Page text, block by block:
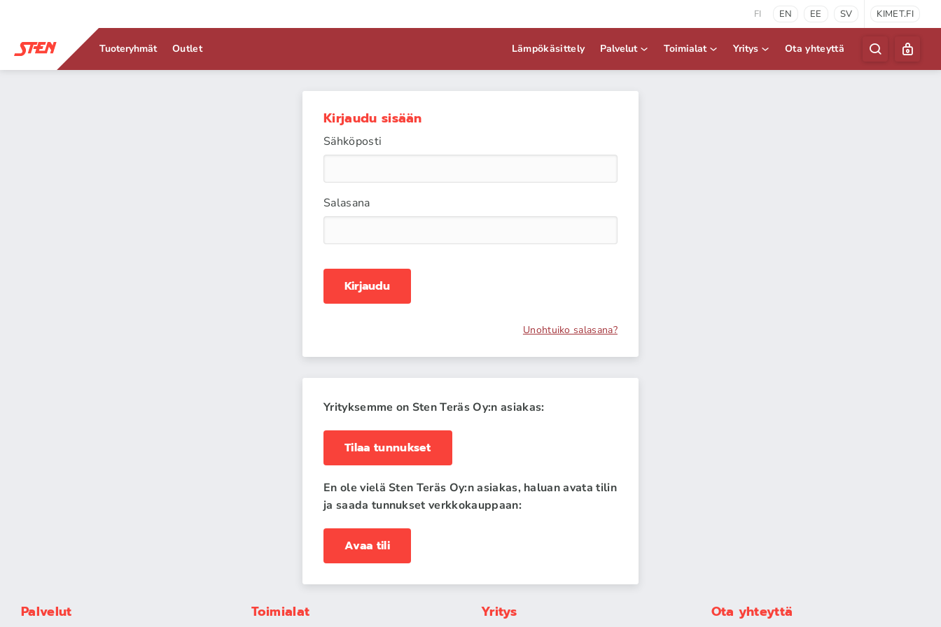
FI EN EE SV KIMET.FI
Tuoteryhmät Outlet Lämpökäsittely Palvelut Toimialat Yritys Ota yhteyttä
Kirjaudu sisään
Sähköposti
Salasana
Kirjaudu
Unohtuiko salasana?
Yrityksemme on Sten Teräs Oy:n asiakas:
Tilaa tunnukset
En ole vielä Sten Teräs Oy:n asiakas, haluan avata tilin
ja saada tunnukset verkkokauppaan:
Avaa tili
Palvelut Toimialat Yritys Ota yhteyttä